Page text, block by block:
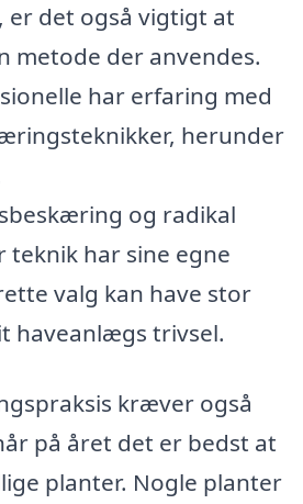
er det også vigtigt at
metode der anvendes.
har erfaring med
herunder
og radikal
har sine egne
valg kan have stor
haveanlægs trivsel.
kræver også
på året det er bedst at
planter. Nogle planter